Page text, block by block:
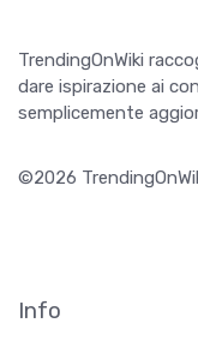
TrendingOnWiki
dare ispirazione ai
semplicemente
©2026
Info